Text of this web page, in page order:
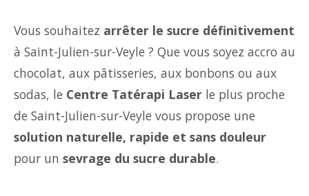
Vous souhaitez arrêter le sucre définitivement
à Saint-Julien-sur-Veyle ? Que vous soyez accro au
chocolat, aux pâtisseries, aux bonbons ou aux
sodas, le Centre Tatérapi Laser le plus proche
de Saint-Julien-sur-Veyle vous propose une
solution naturelle, rapide et sans douleur
pour un sevrage du sucre durable.